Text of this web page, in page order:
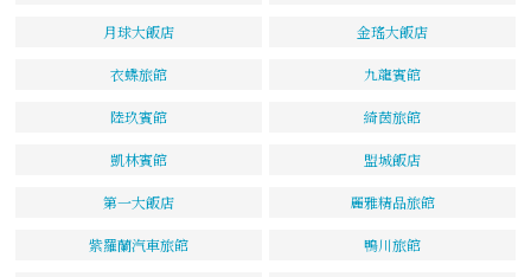
月球大飯店 金瑤大飯店
衣蝶旅館 九龍賓館
陸玖賓館 綺茵旅館
凱林賓館 盟城飯店
第一大飯店 麗雅精品旅館
紫羅蘭汽車旅館 鴨川旅館